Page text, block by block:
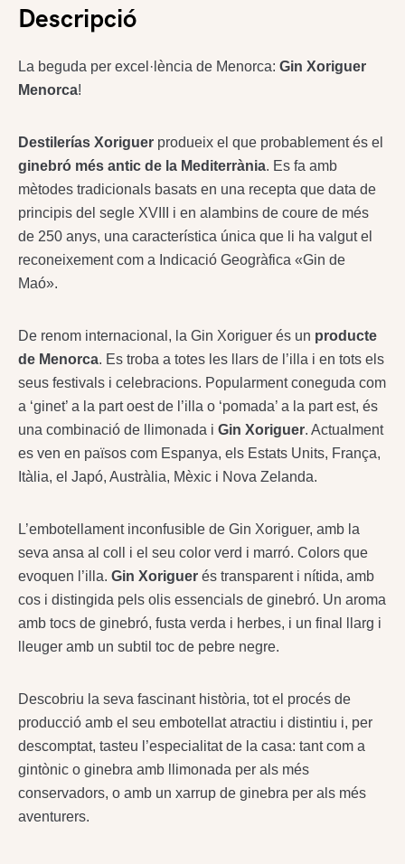
Descripció
La beguda per excel·lència de Menorca: Gin Xoriguer
Menorca!
Destilerías Xoriguer produeix el que probablement és el
ginebró més antic de la Mediterrània. Es fa amb
mètodes tradicionals basats en una recepta que data de
principis del segle XVIII i en alambins de coure de més
de 250 anys, una característica única que li ha valgut el
reconeixement com a Indicació Geogràfica «Gin de
Maó».
De renom internacional, la Gin Xoriguer és un producte
de Menorca. Es troba a totes les llars de l’illa i en tots els
seus festivals i celebracions. Popularment coneguda com
a ‘ginet’ a la part oest de l’illa o ‘pomada’ a la part est, és
una combinació de llimonada i Gin Xoriguer. Actualment
es ven en països com Espanya, els Estats Units, França,
Itàlia, el Japó, Austràlia, Mèxic i Nova Zelanda.
L’embotellament inconfusible de Gin Xoriguer, amb la
seva ansa al coll i el seu color verd i marró. Colors que
evoquen l’illa. Gin Xoriguer és transparent i nítida, amb
cos i distingida pels olis essencials de ginebró. Un aroma
amb tocs de ginebró, fusta verda i herbes, i un final llarg i
lleuger amb un subtil toc de pebre negre.
Descobriu la seva fascinant història, tot el procés de
producció amb el seu embotellat atractiu i distintiu i, per
descomptat, tasteu l’especialitat de la casa: tant com a
gintònic o ginebra amb llimonada per als més
conservadors, o amb un xarrup de ginebra per als més
aventurers.